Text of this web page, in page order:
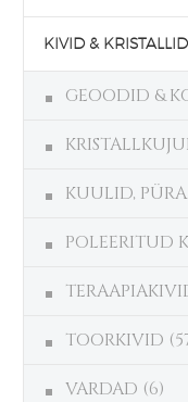
KIVID & KRISTALLID
GEOODID &
KUULID,
POLEERITUD
TOORKIVID
VARDAD (6)